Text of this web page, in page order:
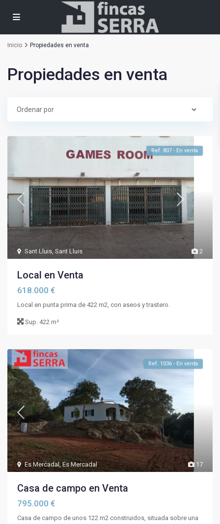
Inicio Propiedades en venta
Propiedades en venta
2
Sant Lluis,Sant Lluis
Ref. 807 - En venta
Local en Venta
618.000 €
Local en punta prima de 422 m2, con aseos y trastero.
Sup. 422 m²
17
Es Mercadal,Es Mercadal
Ref. 1036 - En venta
Casa de campo en Venta
795.000 €
Casa de campo de unos 122 m2 construidos, situada sobre una